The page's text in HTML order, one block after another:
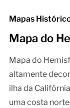
Mapas
Mapa do
Mapa do
altamente
ilha da
uma costa